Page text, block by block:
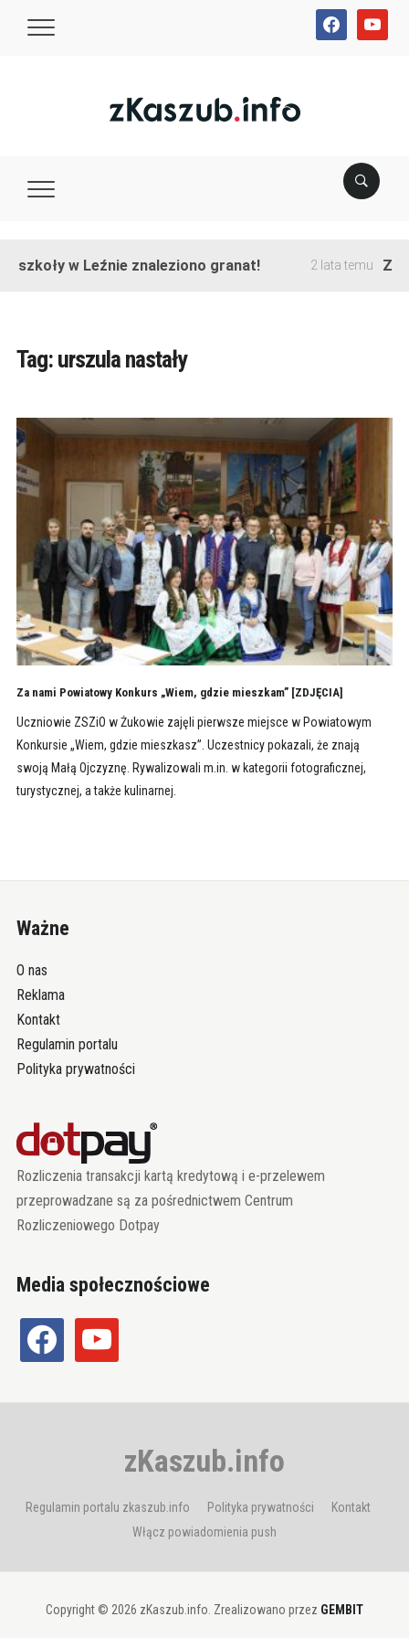
facebookyoutube
szkoły w Leźnie znaleziono granat! 2 lata temu
Tag: urszula nastały
Za nami Powiatowy Konkurs „Wiem, gdzie mieszkam” [ZDJĘCIA]
Uczniowie ZSZiO w Żukowie zajęli pierwsze miejsce w Powiatowym
Konkursie „Wiem, gdzie mieszkasz”. Uczestnicy pokazali, że znają
swoją Małą Ojczyznę. Rywalizowali m.in. w kategorii fotograficznej,
turystycznej, a także kulinarnej.
Ważne
O nas
Reklama
Kontakt
Regulamin portalu
Polityka prywatności
Rozliczenia transakcji kartą kredytową i e-przelewem
przeprowadzane są za pośrednictwem Centrum
Rozliczeniowego Dotpay
Media społecznościowe
facebook youtube
zKaszub.info
Regulamin portalu zkaszub.info Polityka prywatności
Kontakt
Włącz powiadomienia push
Copyright © 2026 zKaszub.info. Zrealizowano przez GEMBIT